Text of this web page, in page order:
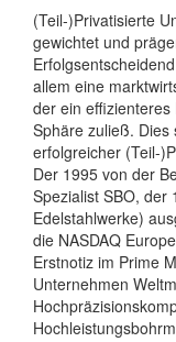
(Teil-)Privatisierte
gewichtet und
allem eine
der ein
Sphäre zuließ.
erfolgreicher (Teil-
Der 1995 von der
Spezialist SBO, der
Edelstahlwerke)
die NASDAQ
Erstnotiz im Prime
Unternehmen